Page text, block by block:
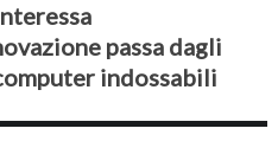
passa dagli
indossabili